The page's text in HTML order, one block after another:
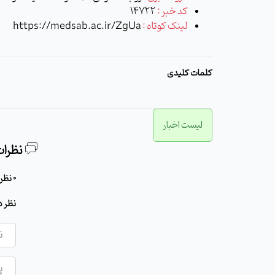
کد خبر :14722
لینک کوتاه : https://medsab.ac.ir/ZgUa
کلمات کلیدی
لیست اخبار
0 نظر برای این مطلب وجود دارد
نظر